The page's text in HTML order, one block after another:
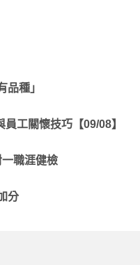
品種」
工關懷技巧【09/08】
職涯健檢
分